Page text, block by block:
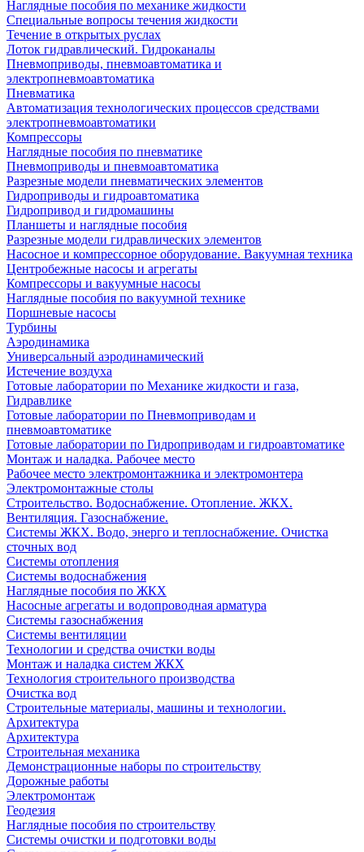
Наглядные пособия по механике жидкости
Специальные вопросы течения жидкости
Течение в открытых руслах
Лоток гидравлический. Гидроканалы
Пневмоприводы, пневмоавтоматика и
электропневмоавтоматика
Пневматика
Автоматизация технологических процессов средствами
электропневмоавтоматики
Компрессоры
Наглядные пособия по пневматике
Пневмоприводы и пневмоавтоматика
Разрезные модели пневматических элементов
Гидроприводы и гидроавтоматика
Гидропривод и гидромашины
Планшеты и наглядные пособия
Разрезные модели гидравлических элементов
Насосное и компрессорное оборудование. Вакуумная техника
Центробежные насосы и агрегаты
Компрессоры и вакуумные насосы
Наглядные пособия по вакуумной технике
Поршневые насосы
Турбины
Аэродинамика
Универсальный аэродинамический
Истечение воздуха
Готовые лаборатории по Механике жидкости и газа,
Гидравлике
Готовые лаборатории по Пневмоприводам и
пневмоавтоматике
Готовые лаборатории по Гидроприводам и гидроавтоматике
Монтаж и наладка. Рабочее место
Рабочее место электромонтажника и электромонтера
Электромонтажные столы
Строительство. Водоснабжение. Отопление. ЖКХ.
Вентиляция. Газоснабжение.
Системы ЖКХ. Водо, энерго и теплоснабжение. Очистка
сточных вод
Системы отопления
Системы водоснабжения
Наглядные пособия по ЖКХ
Насосные агрегаты и водопроводная арматура
Системы газоснабжения
Системы вентиляции
Технологии и средства очистки воды
Монтаж и наладка систем ЖКХ
Технология строительного производства
Очистка вод
Строительные материалы, машины и технологии.
Архитектура
Архитектура
Cтроительная механика
Демонстрационные наборы по строительству
Дорожные работы
Электромонтаж
Геодезия
Наглядные пособия по строительству
Системы очистки и подготовки воды